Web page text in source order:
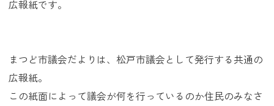
広報紙です。
まつど市議会だよりは、松戸市議会として発行する共通の
広報紙。
この紙面によって議会が何を行っているのか住民のみなさ